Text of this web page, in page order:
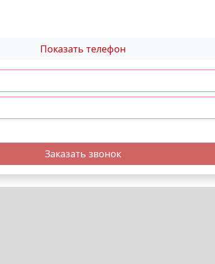
Показать телефон
Заказать звонок